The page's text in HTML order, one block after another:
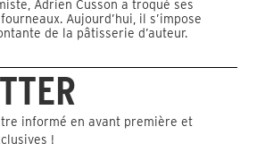
Adrien Cusson a troqué ses
Aujourd’hui, il s’impose
de la pâtisserie d’auteur.
informé en avant première et
!